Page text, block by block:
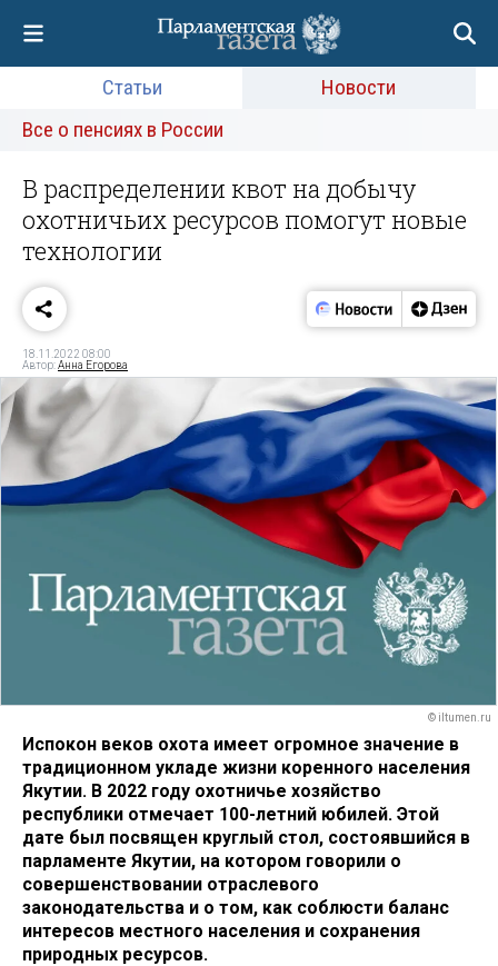
Статьи
Новости
Все о пенсиях в России
В распределении квот на добычу
охотничьих ресурсов помогут новые
технологии
18.11.2022 08:00
Автор:Анна Егорова
© iltumen.ru
Испокон веков охота имеет огромное значение в
традиционном укладе жизни коренного населения
Якутии. В 2022 году охотничье хозяйство
республики отмечает 100-­летний юбилей. Этой
дате был посвящен круглый стол, состоявшийся в
парламенте Якутии, на котором говорили о
совершенствовании отраслевого
законодательства и о том, как соблюсти баланс
интересов местного населения и сохранения
природных ресурсов.